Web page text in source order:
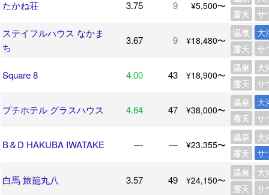
たかね荘 3.75 9 ¥5,500〜
露天
サ
ステイフルハウス なかま
ち
3.67 9 ¥18,480〜
温泉
大
露天
サ
Square 8 4.00 43 ¥18,900〜
温泉
大
露天
サ
プチホテル グラスハウス 4.64 47 ¥38,000〜
温泉
大
露天
サ
B＆D HAKUBA IWATAKE ― ― ¥23,355〜
温泉
大
露天
サ
白馬 旅籠丸八 3.57 49 ¥24,150〜
温泉
大
露天
サ